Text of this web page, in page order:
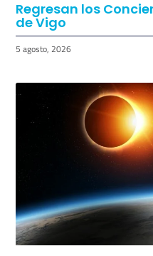
Regresan los